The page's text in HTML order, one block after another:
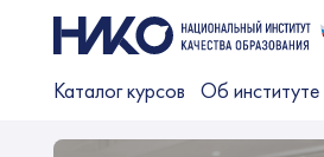
Каталог курсов Об институте